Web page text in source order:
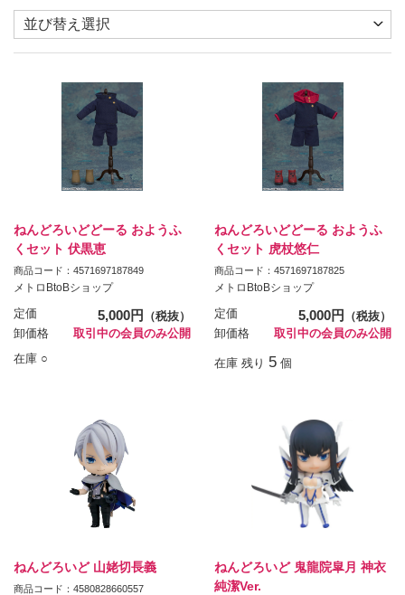
ねんどろいどどーる おようふ
くセット 伏黒恵
商品コード：4571697187849
メトロBtoBショップ
定価 5,000円
（税抜）
卸価格
取引中の会員のみ公開
在庫 ○
ねんどろいどどーる おようふ
くセット 虎杖悠仁
商品コード：4571697187825
メトロBtoBショップ
定価 5,000円
（税抜）
卸価格
取引中の会員のみ公開
在庫 残り 5 個
ねんどろいど 山姥切長義
商品コード：4580828660557
ねんどろいど 鬼龍院皐月 神衣
純潔Ver.